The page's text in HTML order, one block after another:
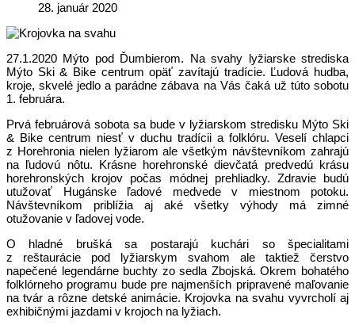
28. január 2020
27.1.2020 Mýto pod Ďumbierom. Na svahy lyžiarske strediska
Mýto Ski & Bike centrum opäť zavítajú tradície. Ľudová hudba,
kroje, skvelé jedlo a parádne zábava na Vás čaká už túto sobotu
1. februára.
Prvá februárová sobota sa bude v lyžiarskom stredisku Mýto Ski
& Bike centrum niesť v duchu tradícii a folklóru. Veselí chlapci
z Horehronia nielen lyžiarom ale všetkým návštevníkom zahrajú
na ľudovú nôtu. Krásne horehronské dievčatá predvedú krásu
horehronských krojov počas módnej prehliadky. Zdravie budú
utužovať Hugánske ľadové medvede v miestnom potoku.
Návštevníkom priblížia aj aké všetky výhody má zimné
otužovanie v ľadovej vode.
O hladné brušká sa postarajú kuchári so špecialitami
z reštaurácie pod lyžiarskym svahom ale taktiež čerstvo
napečené legendárne buchty zo sedla Zbojská. Okrem bohatého
folklórneho programu bude pre najmenších pripravené maľovanie
na tvár a rôzne detské animácie. Krojovka na svahu vyvrcholí aj
exhibičnými jazdami v krojoch na lyžiach.